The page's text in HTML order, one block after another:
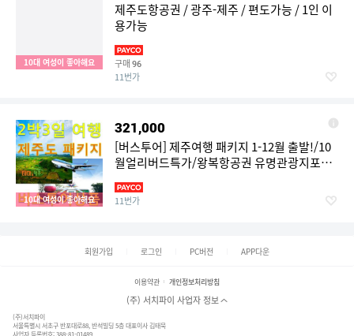
10대 여성이 좋아해요
제주도항공권 / 광주-제주 / 편도가능 / 1인 이
용가능
구매 96
11번가
10대 여성이 좋아해요
321,000
[버스투어] 제주여행 패키지 1-12월 출발!/10
월얼리버드특가/왕복항공권 유명관광지포함
/ 김포/광주/청주/부산-제주 / 항공숙소여행포
함
11번가
회원가입 로그인 PC버전 APP다운
이용약관 개인정보처리방침
(주) 서치파이 사업자 정보
(주)서치파이
서울특별시 서초구 반포대로88, 반석빌딩 5층 대표이사 김태묵
사업자 등록번호: 388-81-01489